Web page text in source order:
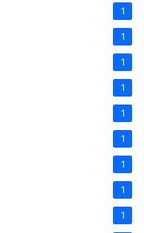
1
1
1
1
1
1
1
1
1